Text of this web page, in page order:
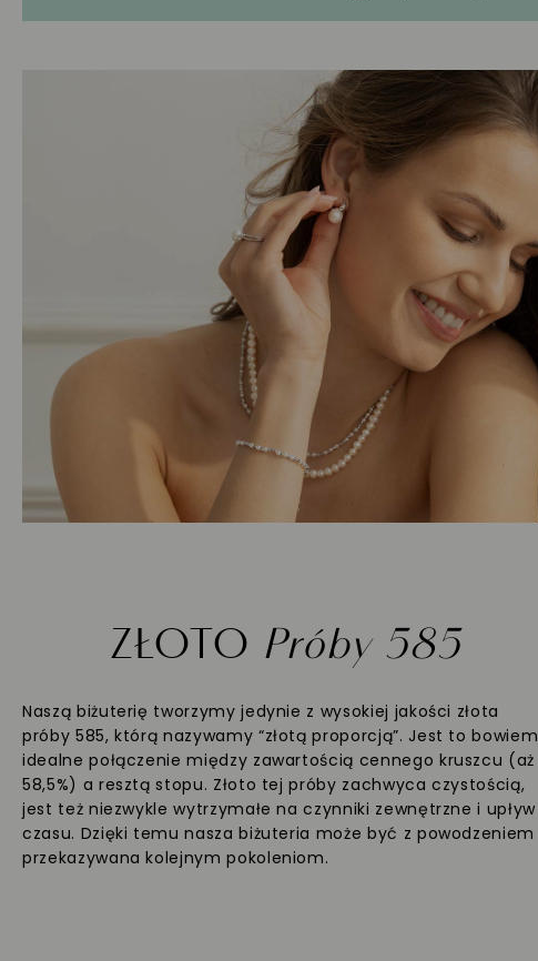
ZŁOTO Próby 585
Naszą biżuterię tworzymy jedynie z wysokiej jakości złota
próby 585, którą nazywamy “złotą proporcją”. Jest to bowiem
idealne połączenie między zawartością cennego kruszcu (aż
58,5%) a resztą stopu. Złoto tej próby zachwyca czystością,
jest też niezwykle wytrzymałe na czynniki zewnętrzne i upływ
czasu. Dzięki temu nasza biżuteria może być z powodzeniem
przekazywana kolejnym pokoleniom.